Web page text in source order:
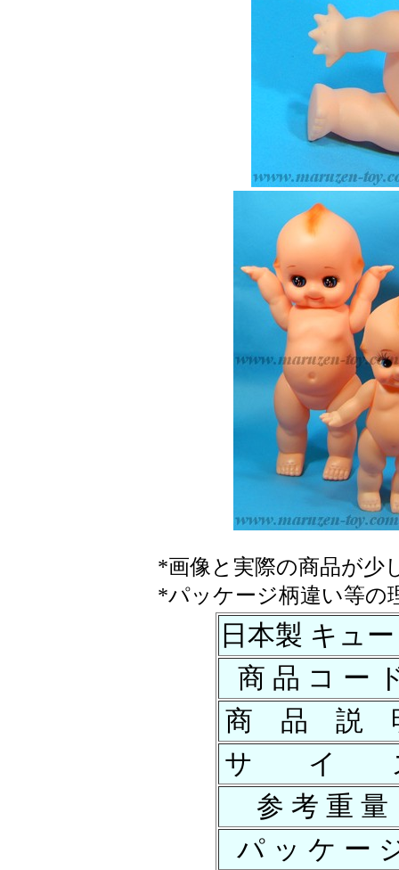
*画像と実際の商品が少
*パッケージ柄違い等の
日本製 キュ
商 品 コ ー
商 品 説
サ イ
参 考 重 量
パ ッ ケ ー